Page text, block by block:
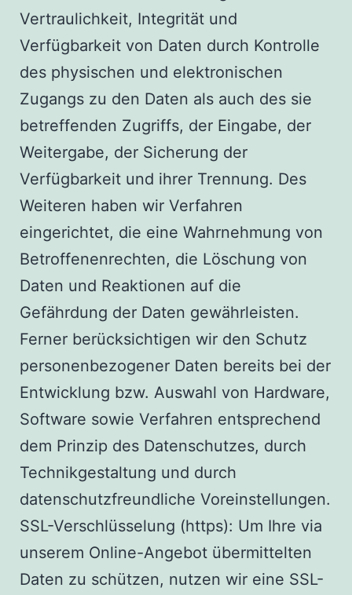
Vertraulichkeit, Integrität und
Verfügbarkeit von Daten durch Kontrolle
des physischen und elektronischen
Zugangs zu den Daten als auch des sie
betreffenden Zugriffs, der Eingabe, der
Weitergabe, der Sicherung der
Verfügbarkeit und ihrer Trennung. Des
Weiteren haben wir Verfahren
eingerichtet, die eine Wahrnehmung von
Betroffenenrechten, die Löschung von
Daten und Reaktionen auf die
Gefährdung der Daten gewährleisten.
Ferner berücksichtigen wir den Schutz
personenbezogener Daten bereits bei der
Entwicklung bzw. Auswahl von Hardware,
Software sowie Verfahren entsprechend
dem Prinzip des Datenschutzes, durch
Technikgestaltung und durch
datenschutzfreundliche Voreinstellungen.
SSL-Verschlüsselung (https): Um Ihre via
unserem Online-Angebot übermittelten
Daten zu schützen, nutzen wir eine SSL-